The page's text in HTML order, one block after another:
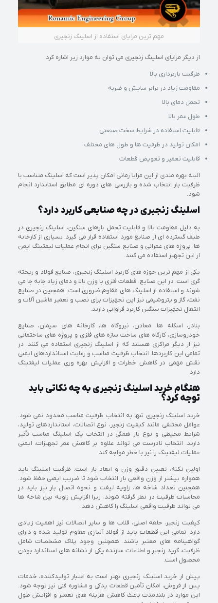
مهم ترین مزایای استفاده از اسلینگ زنجیری
از دیگر مزایای اسلینگ زنجیری می توان به موارد زیر اشاره کرد:
ظرفیت باربرداری بالا
مقاومت زیاد در برابر سایش و ضربه
تحمل دمای بالا
طول عمر بالا
قابلیت استفاده در شرایط سخت صنعتی
امکان تولید در ظرفیت ها و طول های مختلف
قابلیت تعمیر و تعویض قطعات
البته بهره مندی از این مزایا زمانی امکان پذیر است که اسلینگ متناسب با
ظرفیت بار انتخاب شده و بازرسی های دوره ای مطابق استاندارد انجام
شود.
اسلینگ زنجیری در چه صنایعی کاربرد دارد؟
به دلیل مقاومت بالا و قابلیت تحمل بارهای سنگین، اسلینگ زنجیری در
طیف گسترده ای از صنایع مورد استفاده قرار می گیرد. بسیاری از کارخانه
ها، پروژه های عمرانی و صنایع سنگین برای انجام عملیات لیفتینگ ایمن
از این تجهیز استفاده می کنند.
یکی از مهم ترین حوزه های کاربرد اسلینگ زنجیری، صنایع فولاد و ریخته
گری است. در این صنایع، قطعات فلزی با وزن بالا و دمای زیاد جابه جا می
شوند و استفاده از اسلینگ های مقاوم ضروری است. همچنین در صنایع
نفت، گاز و پتروشیمی نیز این تجهیزات برای نصب و تعمیر ماشین آلات و
انتقال تجهیزات سنگین کاربرد فراوانی دارند.
بنادر، اسکله ها، معادن، نیروگاه ها، کارخانه های سیمان، صنایع
خودروسازی، کارگاه های ساخت سازه های فلزی و پروژه های ساختمانی
نیز از دیگر مراکزی هستند که از اسلینگ زنجیری استفاده می کنند. در
تمامی این کاربردها، انتخاب ظرفیت مناسب و رعایت استانداردهای ایمنی
نقش مهمی در کاهش خطرات و افزایش بهره وری عملیات لیفتینگ
دارد.
هنگام خرید اسلینگ زنجیری به چه نکاتی باید
توجه کرد؟
خرید اسلینگ زنجیری تنها به انتخاب ظرفیت مناسب محدود نمی شود.
عوامل مختلفی مانند کیفیت زنجیر، نوع اتصالات، استانداردهای تولید،
شرایط محیطی و نوع بار همگی در انتخاب یک اسلینگ مناسب تأثیر
دارند. انتخاب نادرست می تواند علاوه بر کاهش عمر تجهیزات، ایمنی
عملیات لیفتینگ را نیز با خطر مواجه کند.
اولین نکته، تعیین دقیق وزن و ابعاد بار است. ظرفیت اسلینگ باید
همواره بیشتر از وزن واقعی بار انتخاب شود تا ضریب ایمنی حفظ شود.
همچنین تعداد شاخه ها، زاویه لیفت و نحوه اتصال بار نیز باید در
محاسبات ظرفیت در نظر گرفته شوند، زیرا افزایش زاویه بین شاخه ها
می تواند ظرفیت واقعی اسلینگ را کاهش دهد.
کیفیت زنجیر، حلقه اصلی، قلاب ها و سایر اتصالات نیز اهمیت زیادی
دارد. تمامی این قطعات باید از فولاد آلیاژی مقاوم تولید شده و دارای
گواهینامه های معتبر باشند. همچنین وجود پلاک مشخصات شامل
ظرفیت، گرید زنجیر و اطلاعات سازنده یکی از نشانه های استاندارد بودن
محصول است.
پیش از خرید اسلینگ زنجیری بهتر است به اعتبار تولیدکننده، خدمات
پس از فروش، امکان تأمین قطعات یدکی و مشاوره فنی نیز توجه شود.
این موارد در بلندمدت باعث کاهش هزینه های تعمیر و افزایش طول